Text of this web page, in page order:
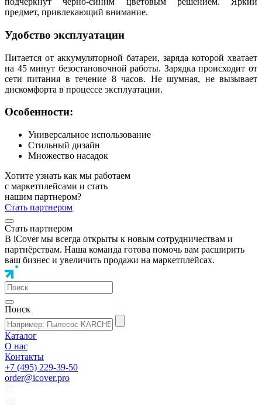
предмет, привлекающий внимание.
Удобство эксплуатации
Питается от аккумуляторной батареи, заряда которой хватает
на 45 минут безостановочной работы. Зарядка происходит от
сети питания в течение 8 часов. Не шумная, не вызывает
дискомфорта в процессе эксплуатации.
Особенности:
Универсальное использование
Стильный дизайн
Множество насадок
Хотите узнать как мы работаем
с маркетплейсами и стать
нашим партнером?
Стать партнером
Стать партнером
В iCover мы всегда открыты к новым сотрудничествам и
партнёрствам. Наша команда готова помочь вам расширить
ваш бизнес и увеличить продажи на маркетплейсах.
Поиск
Каталог
О нас
Контакты
+7 (495) 229-39-50
order@icover.pro